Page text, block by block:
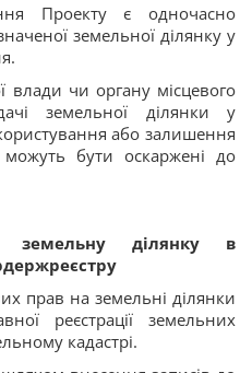
Проекту є одночасно
земельної ділянку у
влади чи органу місцевого
земельної ділянки у
або залишення
бути оскаржені до
земельну ділянку в
прав на земельні ділянки
реєстрації земельних
кадастрі.